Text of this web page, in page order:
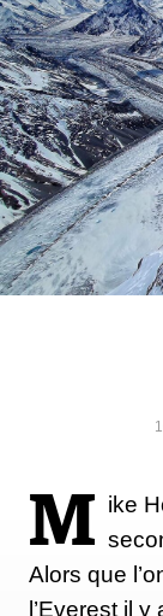
M ike
Alors que
l’Everest il